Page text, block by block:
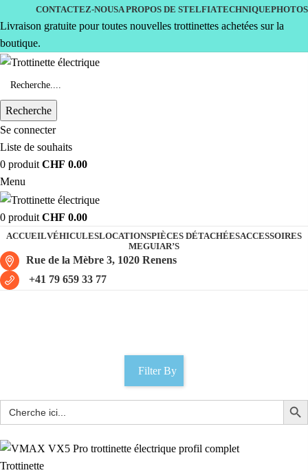
CONTACTEZ-NOUSA PROPOS DE STELFIATECHNIQUEPHOTOS
Livraison gratuite pour toutes nouvelles trottinettes achetées sur la
boutique.
Recherche
Se connecter
Liste de souhaits
0 produit CHF 0.00
Menu
0 produit CHF 0.00
ACCUEILVÉHICULESLOCATIONSPIÈCES DÉTACHÉESACCESSOIRES
MEGUIAR’S
Rue de la Mèbre 3, 1020 Renens
+41 79 659 33 77
Filter By
Trottinette